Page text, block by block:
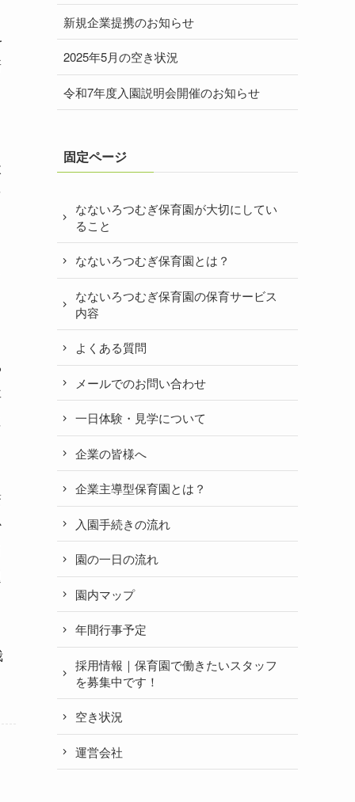
新規企業提携のお知らせ
2025年5月の空き状況
令和7年度入園説明会開催のお知らせ
固定ページ
なないろつむぎ保育園が大切にしてい
ること
なないろつむぎ保育園とは？
なないろつむぎ保育園の保育サービス
内容
よくある質問
メールでのお問い合わせ
一日体験・見学について
企業の皆様へ
企業主導型保育園とは？
入園手続きの流れ
園の一日の流れ
園内マップ
年間行事予定
採用情報｜保育園で働きたいスタッフ
を募集中です！
空き状況
運営会社